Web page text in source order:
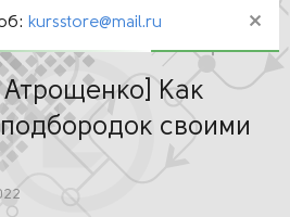
kursstore@mail.ru
Как
своими